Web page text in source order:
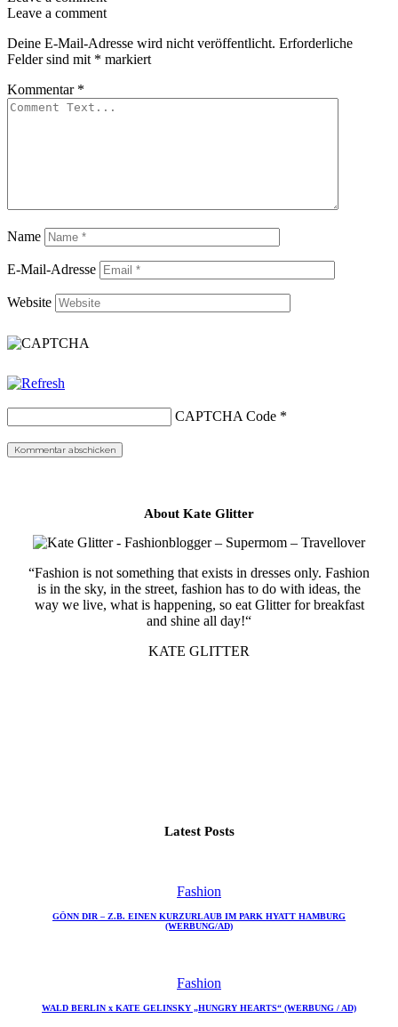
Leave a comment
Deine E-Mail-Adresse wird nicht veröffentlicht. Erforderliche
Felder sind mit * markiert
Kommentar *
Name
E-Mail-Adresse
Website
CAPTCHA Code *
About Kate Glitter
“Fashion is not something that exists in dresses only. Fashion
is in the sky, in the street, fashion has to do with ideas, the
way we live, what is happening, so eat Glitter for breakfast
and shine all day!“
KATE GLITTER
Latest Posts
Fashion
GÖNN DIR – Z.B. EINEN KURZURLAUB IM PARK HYATT HAMBURG
(WERBUNG/AD)
Fashion
WALD BERLIN x KATE GELINSKY „HUNGRY HEARTS“ (WERBUNG / AD)